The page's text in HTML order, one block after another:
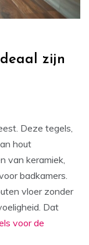
zijn
Deze tegels,
hout
van keramiek,
badkamers.
vloer zonder
Dat
voor de